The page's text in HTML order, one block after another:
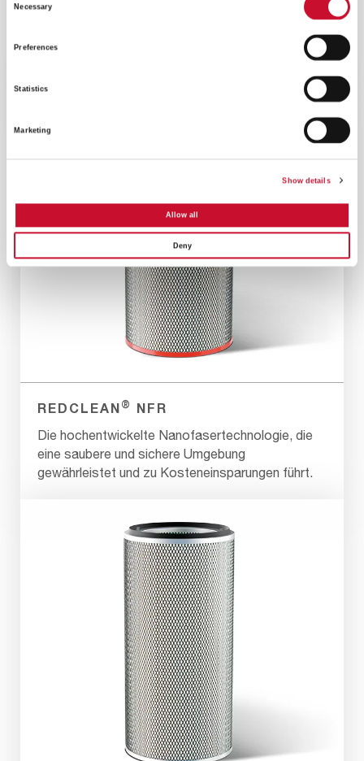
Necessary
Preferences
Statistics
Marketing
Show details
Allow all
Deny
Luftströmen, um den Anforderungen der meisten
Industrien und Anwendungen gerecht zu werden.
REDCLEAN ® NFR
Die hochentwickelte Nanofasertechnologie, die
eine saubere und sichere Umgebung
gewährleistet und zu Kosteneinsparungen führt.